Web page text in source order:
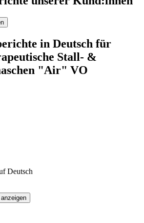
in Deutsch für
Stall- &
"Air" VO
Deutsch